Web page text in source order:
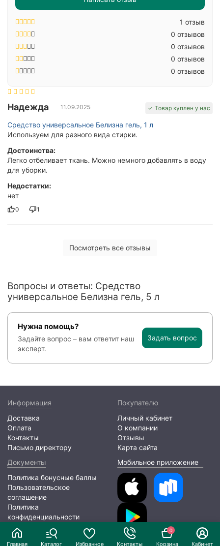
Главная Каталог Избранное Контакты
0
Корзина Кабинет
1 отзыв
0 отзывов
0 отзывов
0 отзывов
0 отзывов
Надежда 11.09.2025 ✓ Товар куплен у нас
Средство универсальное Белизна гель, 1 л
Используем для разного вида стирки.
Достоинства:
Легко отбеливает ткань. Можно немного добавлять в воду
для уборки.
Недостатки:
нет
0 1
Посмотреть все отзывы
Вопросы и ответы: Средство
универсальное Белизна гель, 5 л
Нужна помощь?
Задайте вопрос – вам ответит наш
эксперт.
Задать вопрос
Информация
Доставка
Оплата
Контакты
Письмо директору
Покупателю
Личный кабинет
О компании
Отзывы
Карта сайта
Документы
Политика бонусные баллы
Пользовательское
соглашение
Политика
конфиденциальности
Мобильное приложение
2026 © ООО «ЛИОНПАК»